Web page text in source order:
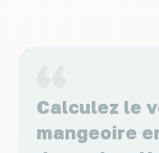
Calculez le
mangeoire